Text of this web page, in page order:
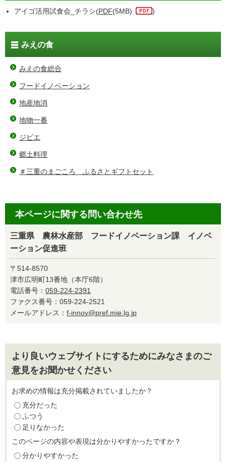
アイゴ活用試食会_チラシ(PDF(5MB) )
みえの食
みえの食総合
フードイノベーション
地産地消
地物一番
ジビエ
郷土料理
＃三重のまごころ ふるさとギフトセット
本ページに関する問い合わせ先
三重県 農林水産部 フードイノベーション課 イノベ
ーション促進班
〒514-8570
津市広明町13番地（本庁6階）
電話番号： 059-224-2391
ファクス番号：059-224-2521
メールアドレス： f-innov@pref.mie.lg.jp
より良いウェブサイトにするためにみなさまのご
意見をお聞かせください
お求めの情報は充分掲載されていましたか？
充分だった
ふつう
足りなかった
このページの内容や表現は分かりやすかったですか？
分かりやすかった